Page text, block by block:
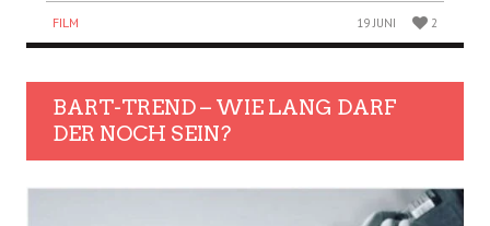
FILM 19 JUNI 2
BART-TREND – WIE LANG DARF
DER NOCH SEIN?